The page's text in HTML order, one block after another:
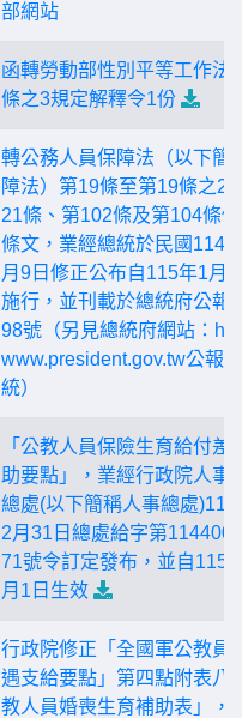
部網站
函轉勞動部性別平等工作法
條之3規定解釋令1份
轉公務人員保障法（以下簡
障法）第19條至第19條之2
21條、第102條及第104條
條文，業經總統於民國114
月9日修正公布自115年1月9
施行，並刊載於總統府公報
98號（另見總統府網站：
www.president.gov.tw公報系
統）
「公教人員保險生育給付差
助要點」，業經行政院人事
總處(以下簡稱人事總處)114
2月31日總處給字第
71號令訂定發布，並自115
月1日生效
行政院修正「全國軍公教員
遇支給要點」第四點附表八
教人員婚喪生育補助表」，